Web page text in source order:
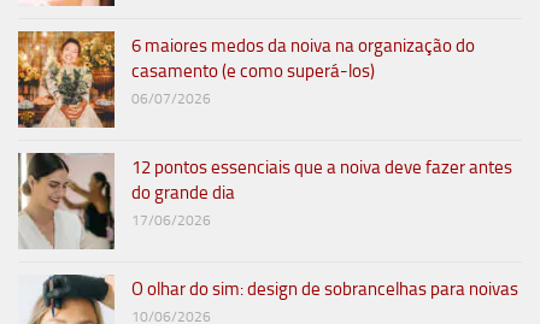
6 maiores medos da noiva na organização do
casamento (e como superá-los)
06/07/2026
12 pontos essenciais que a noiva deve fazer antes
do grande dia
17/06/2026
O olhar do sim: design de sobrancelhas para noivas
10/06/2026